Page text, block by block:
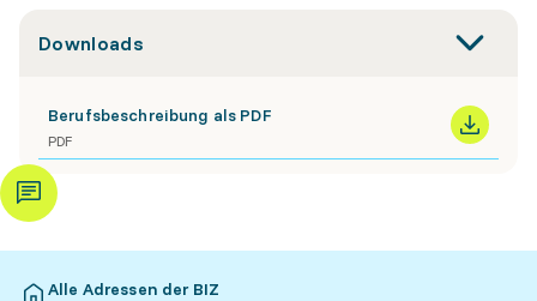
Downloads
Berufsbeschreibung als PDF
PDF
Alle Adressen der BIZ